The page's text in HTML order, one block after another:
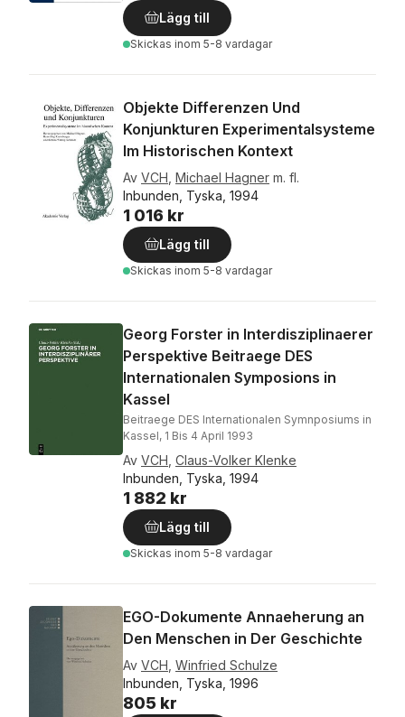
Lägg till
Skickas inom 5-8 vardagar
Objekte Differenzen Und
Konjunkturen Experimentalsysteme
Im Historischen Kontext
Av VCH Michael Hagner m. fl.
Inbunden, Tyska, 1994
1 016 kr
Lägg till
Skickas inom 5-8 vardagar
Georg Forster in Interdisziplinaerer
Perspektive Beitraege DES
Internationalen Symposions in
Kassel
Beitraege DES Internationalen Symnposiums in
Kassel, 1 Bis 4 April 1993
Av VCH Claus-Volker Klenke
Inbunden, Tyska, 1994
1 882 kr
Lägg till
Skickas inom 5-8 vardagar
EGO-Dokumente Annaeherung an
Den Menschen in Der Geschichte
Av VCH Winfried Schulze
Inbunden, Tyska, 1996
805 kr